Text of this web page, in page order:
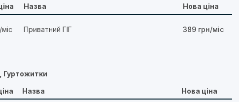
Назва Нова ціна
Приватний ГІГ 389 грн/міс
Гуртожитки
Назва Нова ціна